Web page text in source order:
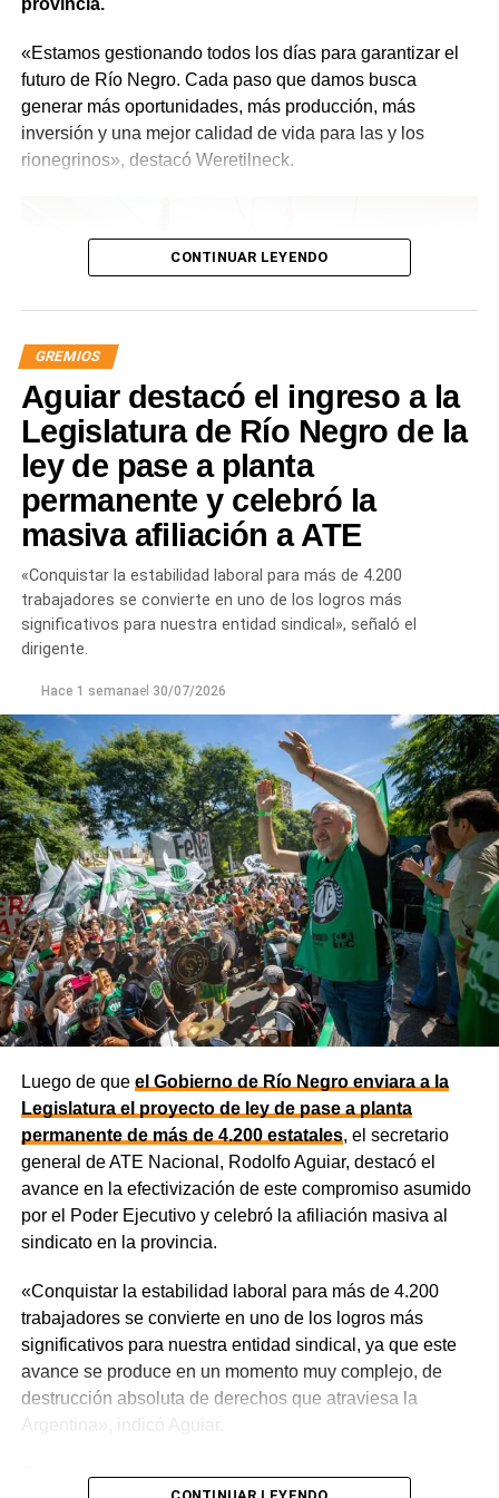
«Estamos gestionando todos los días para garantizar el
futuro de Río Negro. Cada paso que damos busca
generar más oportunidades, más producción, más
inversión y una mejor calidad de vida para las y los
rionegrinos», destacó Weretilneck.
Las gestiones ante el BID comprenden un crédito de
85 millones de dólares destinado a ampliar la
producción, incorporar nuevas áreas bajo riegoy
fortalecer la capacidad de la provincia para enfrentar los
efectos del cambio climático;y otro de 60 millones de
dólares para equipamiento y modernización de los
hospitales.
El gobernador está acompañado por el ministro de
Desarrollo Económico y Productivo, Carlos Banacloy; el
ministro de Salud, Demetrio Thalasselis; el ministro de
Hacienda, Gabriel Sánchez y el director ejecutivo de la
Unidad Provincial de Coordinación y Ejecución del
Financiamiento Externo (UPCEFE), Martín Camiña.
Como parte de la agenda oficial, la comitiva provincial
permitan impulsar inversiones y acceder a nuevas
CONTINUAR LEYENDO
GREMIOS
Aguiar destacó el ingreso a la
Legislatura de Río Negro de la
ley de pase a planta
permanente y celebró la
masiva afiliación a ATE
«Conquistar la estabilidad laboral para más de 4.200
trabajadores se convierte en uno de los logros más
significativos para nuestra entidad sindical», señaló el
dirigente.
Hace 1 semanael 30/07/2026
Luego de que el Gobierno de Río Negro enviara a la
Legislatura el proyecto de ley de pase a planta
permanente de más de 4.200 estatales, el secretario
general de ATE Nacional, Rodolfo Aguiar, destacó el
avance en la efectivización de este compromiso asumido
por el Poder Ejecutivo y celebró la afiliación masiva al
sindicato en la provincia.
«Conquistar la estabilidad laboral para más de 4.200
trabajadores se convierte en uno de los logros más
significativos para nuestra entidad sindical, ya que este
avance se produce en un momento muy complejo, de
destrucción absoluta de derechos que atraviesa la
Argentina», indicó Aguiar.
El dirigente sindical aseguró que «ahora que el proyecto